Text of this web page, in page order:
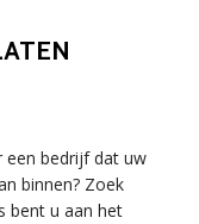
een bedrijf dat uw
binnen? Zoek
bent u aan het